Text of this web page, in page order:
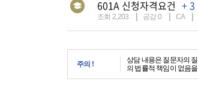
601A 신청자격요건 + 3
조회 2,203 공감 0 CA
주의 !
상담 내용은 질문자의
의 법률적 책임이 없음